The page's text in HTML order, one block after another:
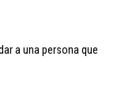
a una persona que